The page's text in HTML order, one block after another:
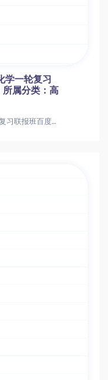
学一轮复习
属分类：高
高中化学 2021高考化学 张梅化学一轮复习联报班百度云下载 评论 49 A+ 所属分类：高中化学高中化学 2021高考化学 张